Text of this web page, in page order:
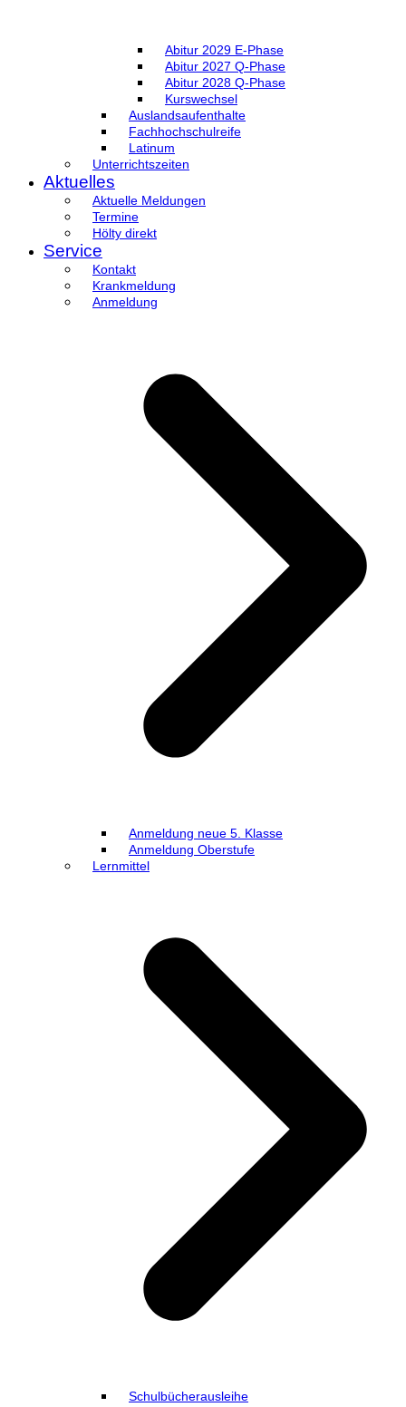
Abitur 2029 E-Phase
Abitur 2027 Q-Phase
Abitur 2028 Q-Phase
Kurswechsel
Auslandsaufenthalte
Fachhochschulreife
Latinum
Unterrichtszeiten
Aktuelles
Aktuelle Meldungen
Termine
Hölty direkt
Service
Kontakt
Krankmeldung
Anmeldung
Anmeldung neue 5. Klasse
Anmeldung Oberstufe
Lernmittel
Schulbücherausleihe